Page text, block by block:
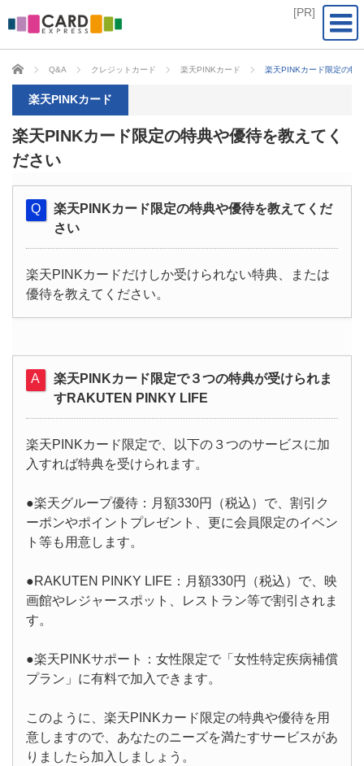
CARD EXPRESS
Q&A クレジットカード 楽天PINKカード 楽天PINKカード限定の特
楽天PINKカード
楽天PINKカード限定の特典や優待を教えてく
ださい
楽天PINKカード限定の特典や優待を教えてくだ
さい
楽天PINKカードだけしか受けられない特典、または
優待を教えてください。
楽天PINKカード限定で３つの特典が受けられま
すRAKUTEN PINKY LIFE
楽天PINKカード限定で、以下の３つのサービスに加
入すれば特典を受けられます。
●楽天グループ優待：月額330円（税込）で、割引ク
ーポンやポイントプレゼント、更に会員限定のイベン
ト等も用意します。
●RAKUTEN PINKY LIFE：月額330円（税込）で、映
画館やレジャースポット、レストラン等で割引されま
す。
●楽天PINKサポート：女性限定で「女性特定疾病補償
プラン」に有料で加入できます。
このように、楽天PINKカード限定の特典や優待を用
意しますので、あなたのニーズを満たすサービスがあ
りましたら加入しましょう。